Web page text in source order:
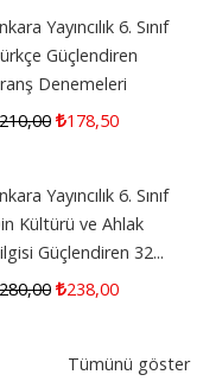
Yayıncılık 6. Sınıf
Güçlendiren
Denemeleri
,00 178,50
Yayıncılık 6. Sınıf
Kültürü ve Ahlak
Güçlendiren 32...
,00 238,00
Tümünü göster